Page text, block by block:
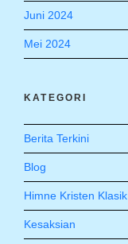
Juni 2024
Mei 2024
KATEGORI
Berita Terkini
Blog
Himne Kristen Klasik
Kesaksian